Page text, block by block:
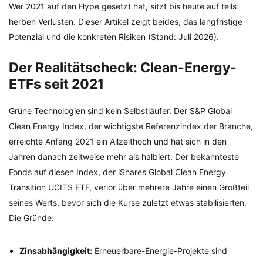
Wer 2021 auf den Hype gesetzt hat, sitzt bis heute auf teils
herben Verlusten. Dieser Artikel zeigt beides, das langfristige
Potenzial und die konkreten Risiken (Stand: Juli 2026).
Der Realitätscheck: Clean-Energy-
ETFs seit 2021
Grüne Technologien sind kein Selbstläufer. Der S&P Global
Clean Energy Index, der wichtigste Referenzindex der Branche,
erreichte Anfang 2021 ein Allzeithoch und hat sich in den
Jahren danach zeitweise mehr als halbiert. Der bekannteste
Fonds auf diesen Index, der iShares Global Clean Energy
Transition UCITS ETF, verlor über mehrere Jahre einen Großteil
seines Werts, bevor sich die Kurse zuletzt etwas stabilisierten.
Die Gründe:
Zinsabhängigkeit: Erneuerbare-Energie-Projekte sind